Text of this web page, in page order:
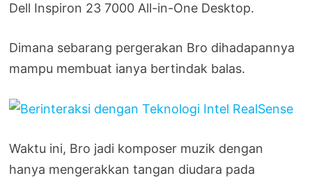
Dell Inspiron 23 7000 All-in-One Desktop.
Dimana sebarang pergerakan Bro dihadapannya
mampu membuat ianya bertindak balas.
Waktu ini, Bro jadi komposer muzik dengan
hanya mengerakkan tangan diudara pada